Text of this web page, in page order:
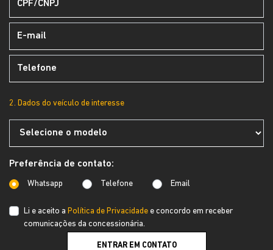
2. Dados do veículo de interesse
Preferência de contato:
Whatsapp Telefone Email
Li e aceito a Política de Privacidade e concordo em receber
comunicações da concessionária.
ENTRAR EM CONTATO